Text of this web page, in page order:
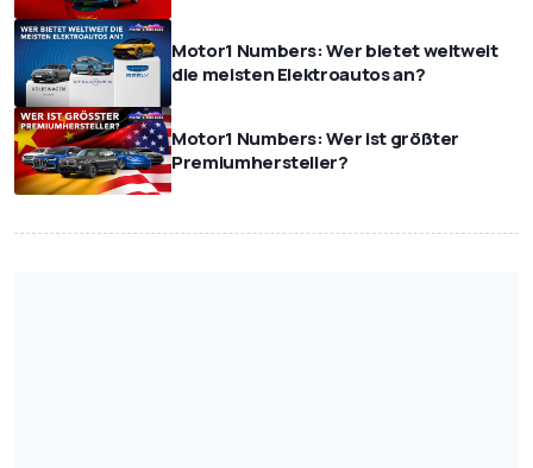
Motor1 Numbers: Wer bietet weltweit
die meisten Elektroautos an?
Motor1 Numbers: Wer ist größter
Premiumhersteller?